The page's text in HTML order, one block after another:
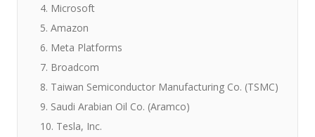
4. Microsoft
5. Amazon
6. Meta Platforms
7. Broadcom
8. Taiwan Semiconductor Manufacturing Co. (TSMC)
9. Saudi Arabian Oil Co. (Aramco)
10. Tesla, Inc.